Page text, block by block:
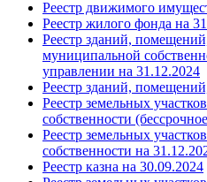
Реестр движимого
Реестр жилого фонда на
Реестр зданий,
муниципальной
управлении на 31.12.2024
Реестр зданий,
Реестр земельных
собственности
Реестр земельных
собственности на
Реестр казна на 30.09.2024